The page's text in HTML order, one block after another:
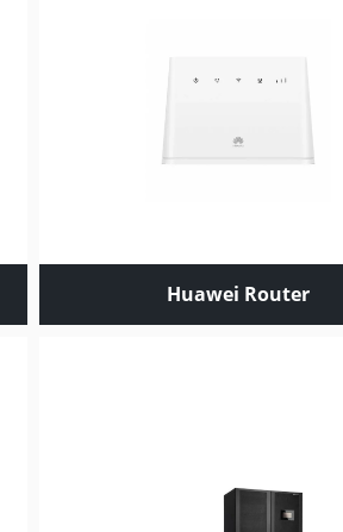
Huawei Router